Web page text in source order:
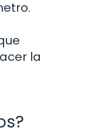
la